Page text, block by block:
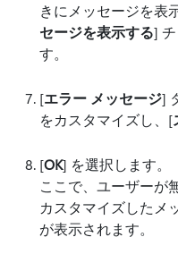
きにメッセージを表
セージを表示する]
す。
[エラー メッセージ]
をカスタマイズし、[
[OK] を選択します。
ここで、ユーザーが
カスタマイズしたメ
が表示されます。